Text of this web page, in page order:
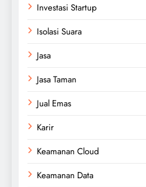
Investasi Startup
Isolasi Suara
Jasa
Jasa Taman
Jual Emas
Karir
Keamanan Cloud
Keamanan Data